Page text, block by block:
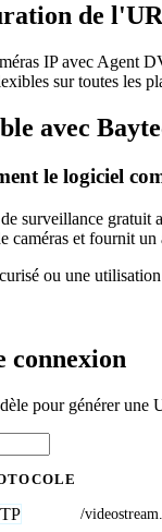
de
IP avec Agent
sur toutes les
avec
le logiciel
surveillance gratuit
caméras et fournit
ou une
connexion
pour générer une
/